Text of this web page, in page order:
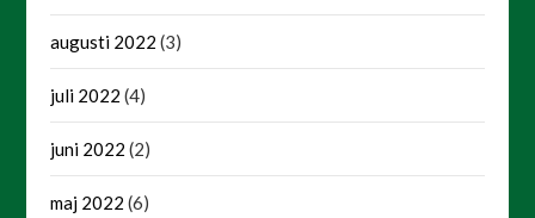
augusti 2022 (3)
juli 2022 (4)
juni 2022 (2)
maj 2022 (6)